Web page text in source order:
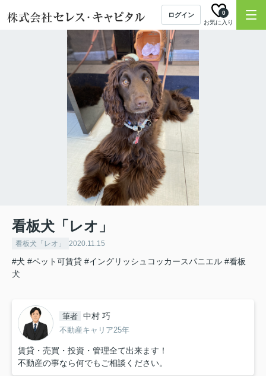
ログイン
お気に入り
0
看板犬「レオ」
看板犬「レオ」 2020.11.15
#犬 #ペット可賃貸 #イングリッシュコッカースパニエル #看板
犬
筆者 中村 巧
不動産キャリア25年
賃貸・売買・投資・管理全て出来ます！
不動産の事なら何でもご相談ください。